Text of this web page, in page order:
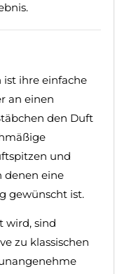
ist ihre einfache
an einen
den Duft
und
denen eine
gewünscht ist.
wird, sind
zu klassischen